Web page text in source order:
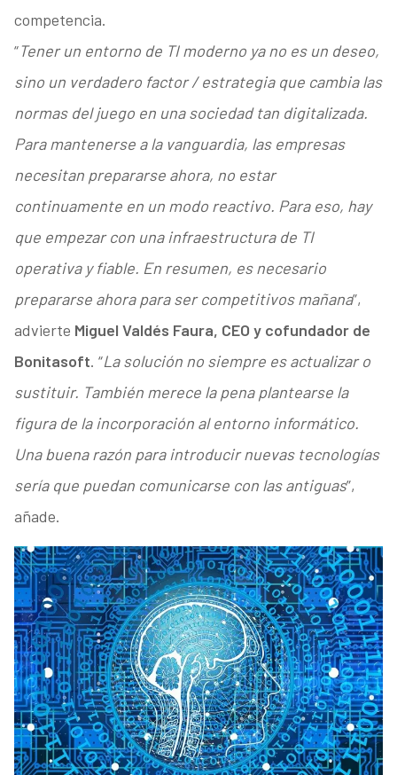
competencia.
“Tener un entorno de TI moderno ya no es un deseo,
sino un verdadero factor / estrategia que cambia las
normas del juego en una sociedad tan digitalizada.
Para mantenerse a la vanguardia, las empresas
necesitan prepararse ahora, no estar
continuamente en un modo reactivo. Para eso, hay
que empezar con una infraestructura de TI
operativa y fiable. En resumen, es necesario
prepararse ahora para ser competitivos mañana”,
advierte Miguel Valdés Faura, CEO y cofundador de
Bonitasoft. “La solución no siempre es actualizar o
sustituir. También merece la pena plantearse la
figura de la incorporación al entorno informático.
Una buena razón para introducir nuevas tecnologías
sería que puedan comunicarse con las antiguas”,
añade.